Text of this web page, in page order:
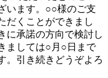
います。○○様のご支
だくことができまし
に承諾の方向で検討し
ましては○月○日まで
。引き続きどうぞよろ